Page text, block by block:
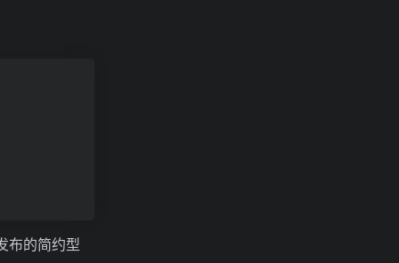
的简约型